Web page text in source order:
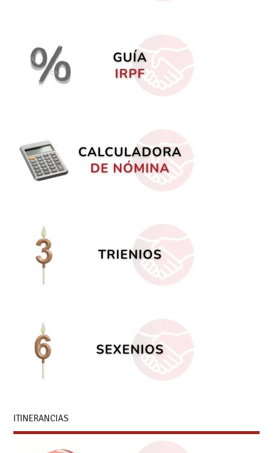
ITINERANCIAS